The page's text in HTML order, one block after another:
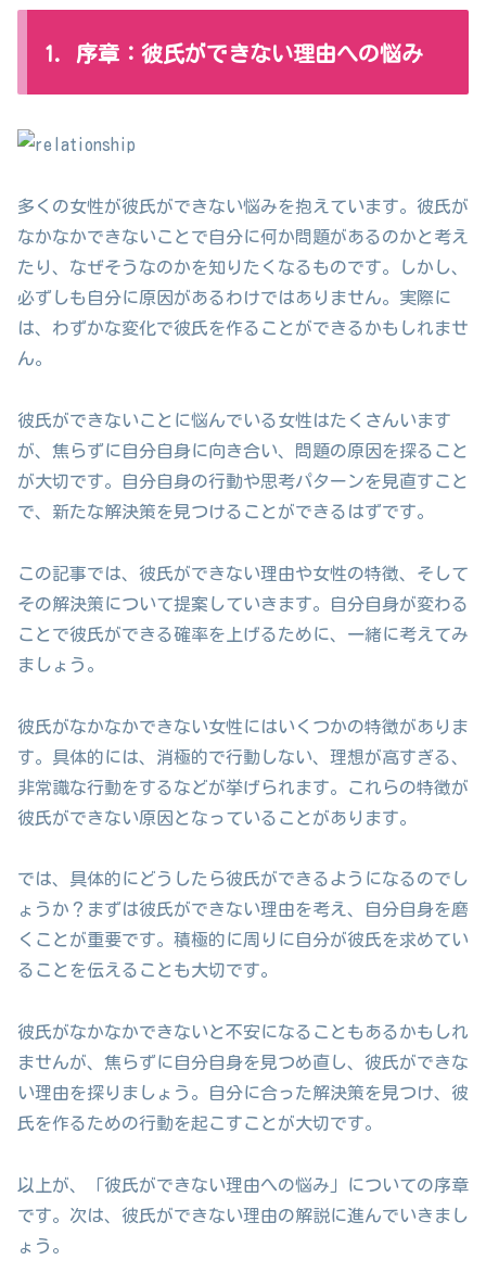
1. 序章：彼氏ができない理由への悩み
多くの女性が彼氏ができない悩みを抱えています。彼氏が
なかなかできないことで自分に何か問題があるのかと考え
たり、なぜそうなのかを知りたくなるものです。しかし、
必ずしも自分に原因があるわけではありません。実際に
は、わずかな変化で彼氏を作ることができるかもしれませ
ん。
彼氏ができないことに悩んでいる女性はたくさんいます
が、焦らずに自分自身に向き合い、問題の原因を探ること
が大切です。自分自身の行動や思考パターンを見直すこと
で、新たな解決策を見つけることができるはずです。
この記事では、彼氏ができない理由や女性の特徴、そして
その解決策について提案していきます。自分自身が変わる
ことで彼氏ができる確率を上げるために、一緒に考えてみ
ましょう。
彼氏がなかなかできない女性にはいくつかの特徴がありま
す。具体的には、消極的で行動しない、理想が高すぎる、
非常識な行動をするなどが挙げられます。これらの特徴が
彼氏ができない原因となっていることがあります。
では、具体的にどうしたら彼氏ができるようになるのでし
ょうか？まずは彼氏ができない理由を考え、自分自身を磨
くことが重要です。積極的に周りに自分が彼氏を求めてい
ることを伝えることも大切です。
彼氏がなかなかできないと不安になることもあるかもしれ
ませんが、焦らずに自分自身を見つめ直し、彼氏ができな
い理由を探りましょう。自分に合った解決策を見つけ、彼
氏を作るための行動を起こすことが大切です。
以上が、「彼氏ができない理由への悩み」についての序章
です。次は、彼氏ができない理由の解説に進んでいきまし
ょう。